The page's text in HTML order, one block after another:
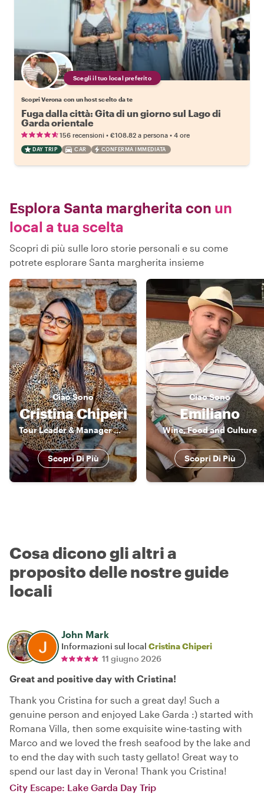
Scegli il tuo local preferito
Scopri Verona con un host scelto da te
Fuga dalla città: Gita di un giorno sul Lago di
Garda orientale
156 recensioni • €108.82 a persona • 4 ore
DAY TRIP CAR CONFERMA IMMEDIATA
Esplora Santa margherita con un
local a tua scelta
Scopri di più sulle loro storie personali e su come
potrete esplorare Santa margherita insieme
CiaoSono
Cristina Chiperi
Tour Leader & Manager 《》 Explorer by Heart, Leader by Profession
Scopri Di Più
CiaoSono
Emiliano
Wine, Food and Culture
Scopri Di Più
Cosa dicono gli altri a
proposito delle nostre guide
locali
John Mark
Informazioni sul local Cristina Chiperi
11 giugno 2026
Great and positive day with Cristina!
Thank you Cristina for such a great day! Such a
genuine person and enjoyed Lake Garda :) started with
Romana Villa, then some exquisite wine-tasting with
Marco and we loved the fresh seafood by the lake and
to end the day with such tasty gellato! Great way to
spend our last day in Verona! Thank you Cristina!
City Escape: Lake Garda Day Trip